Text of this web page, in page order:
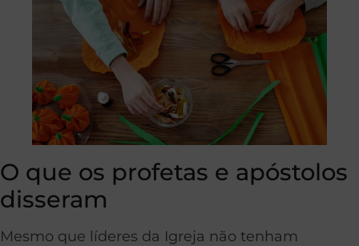
O que os profetas e apóstolos
disseram
Mesmo que líderes da Igreja não tenham